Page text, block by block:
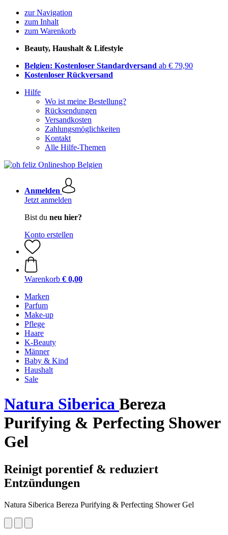
zur Navigation
zum Inhalt
zum Warenkorb
Beauty, Haushalt & Lifestyle
Belgien: Kostenloser Standardversand ab € 79,90
Kostenloser Rückversand
Hilfe
Wo ist meine Bestellung?
Rücksendungen
Versandkosten
Zahlungsmöglichkeiten
Kontakt
Alle Hilfe-Themen
Anmelden
Jetzt anmelden
Bist du neu hier?
Konto erstellen
Warenkorb € 0,00
Marken
Parfum
Make-up
Pflege
Haare
K-Beauty
Männer
Baby & Kind
Haushalt
Sale
Natura Siberica Bereza
Purifying & Perfecting Shower
Gel
Reinigt porentief & reduziert
Entzündungen
Natura Siberica Bereza Purifying & Perfecting Shower Gel